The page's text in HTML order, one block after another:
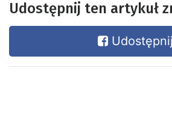
Udostępnij ten artykuł
Udostępnij